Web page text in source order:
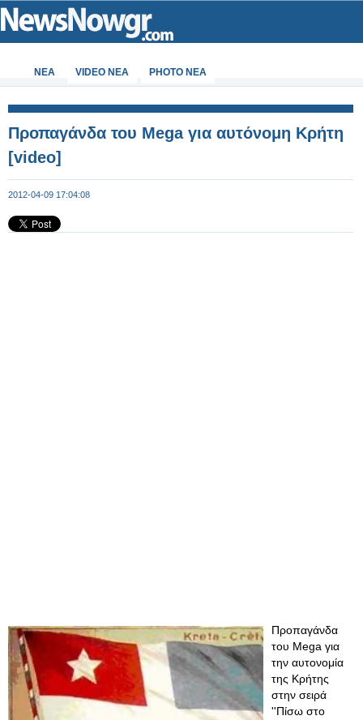
ΝΕΑ VIDEO NEA PHOTO NEA
Προπαγάνδα του Mega για αυτόνομη Κρήτη
[video]
2012-04-09 17:04:08
Προπαγάνδα
του Mega για
την αυτονομία
της Κρήτης
στην σειρά
''Πίσω στο